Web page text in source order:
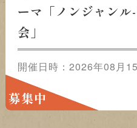
ーマ「おススメの
う」
開催日時：2026年08月
募集中